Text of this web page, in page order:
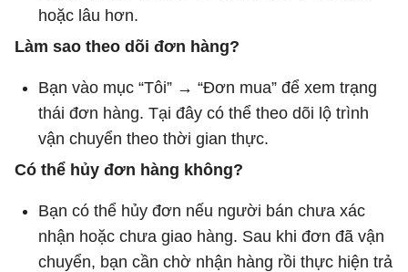
hoặc lâu hơn.
Làm sao theo dõi đơn hàng?
Bạn vào mục “Tôi” → “Đơn mua” để xem trạng
thái đơn hàng. Tại đây có thể theo dõi lộ trình
vận chuyển theo thời gian thực.
Có thể hủy đơn hàng không?
Bạn có thể hủy đơn nếu người bán chưa xác
nhận hoặc chưa giao hàng. Sau khi đơn đã vận
chuyển, bạn cần chờ nhận hàng rồi thực hiện trả